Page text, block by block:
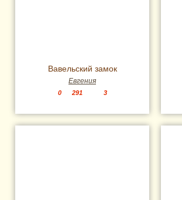
Вавельский замок
Евгения
0 291 3